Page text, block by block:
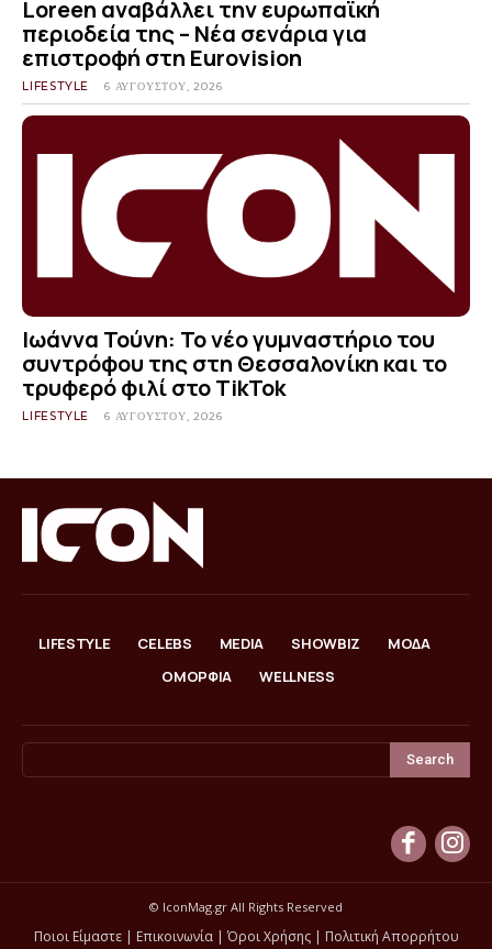
Loreen αναβάλλει την ευρωπαϊκή
περιοδεία της – Νέα σενάρια για
επιστροφή στη Eurovision
LIFESTYLE 6 ΑΥΓΟΎΣΤΟΥ, 2026
Ιωάννα Τούνη: Το νέο γυμναστήριο του
συντρόφου της στη Θεσσαλονίκη και το
τρυφερό φιλί στο TikTok
LIFESTYLE 6 ΑΥΓΟΎΣΤΟΥ, 2026
LIFESTYLE CELEBS MEDIA SHOWBIZ
ΜΟΔΑ
ΟΜΟΡΦΙΑ
WELLNESS
Search
© IconMag.gr All Rights Reserved
Ποιοι Είμαστε| Επικοινωνία|Όροι Χρήσης| Πολιτική Απορρήτου